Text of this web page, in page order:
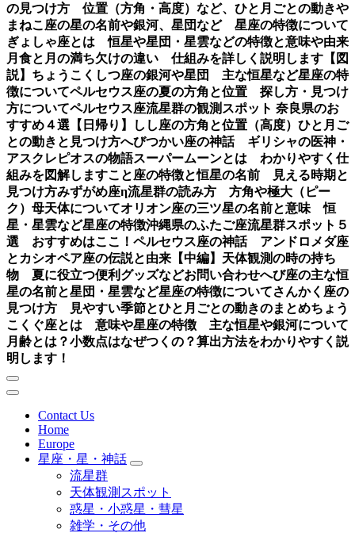
の見つけ方 位置（方角・高度）など、ひと月ごとの動きや
まねこ座の星の名前や銀河、星団など 星座の特徴について
ぎょしゃ座とは 恒星や星団・星雲などの特徴と意味や由来
月食と月の満ち欠けの違い 仕組みを詳しく説明します【図
説】 ちょうこくしつ座の銀河や星団 主な恒星など星座の特
徴についてペルセウス座の夏の方角と位置 探し方・見つけ
方についてペルセウス座流星群の観測スポット 奈良県のお
すすめ４選【日帰り】
しし座の方角と位置（高度）ひと月ご
との動きと見つけ方へびつかい座の神話 ギリシャの医神・
アスクレピオスの物語スーパームーンとは わかりやすく仕
組みを図解しますこと座の特徴と恒星の名前 見える時期と
見つけ方みずがめ座η流星群の読み方 方角や極大（ピー
ク）母天体についてオリオン座の三ツ星の名前と意味 恒
星・星雲など星座の特徴沖縄県のふたご座流星群スポット５
選 おすすめはここ！ ペルセウス座の神話 アンドロメダ座
とカシオペア座の伝説と由来【中編】 天体観測の時の持ち
物 夏に役立つ便利グッズなどお問い合わせへび座の主な恒
星の名前と星団・星雲など星座の特徴についてさんかく座の
見つけ方 見やすい季節とひと月ごとの動きのまとめちょう
こくぐ座とは 意味や星座の特徴 主な恒星や銀河について
月齢とは？小数点はなぜつくの？算出方法をわかりやすく説
明します！
Contact Us
Home
Europe
星座・星・神話
流星群
天体観測スポット
惑星・小惑星・彗星
雑学・その他